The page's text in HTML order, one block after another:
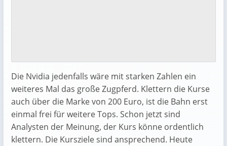
Die Nvidia jedenfalls wäre mit starken Zahlen ein
weiteres Mal das große Zugpferd. Klettern die Kurse
auch über die Marke von 200 Euro, ist die Bahn erst
einmal frei für weitere Tops. Schon jetzt sind
Analysten der Meinung, der Kurs könne ordentlich
klettern. Die Kursziele sind ansprechend. Heute